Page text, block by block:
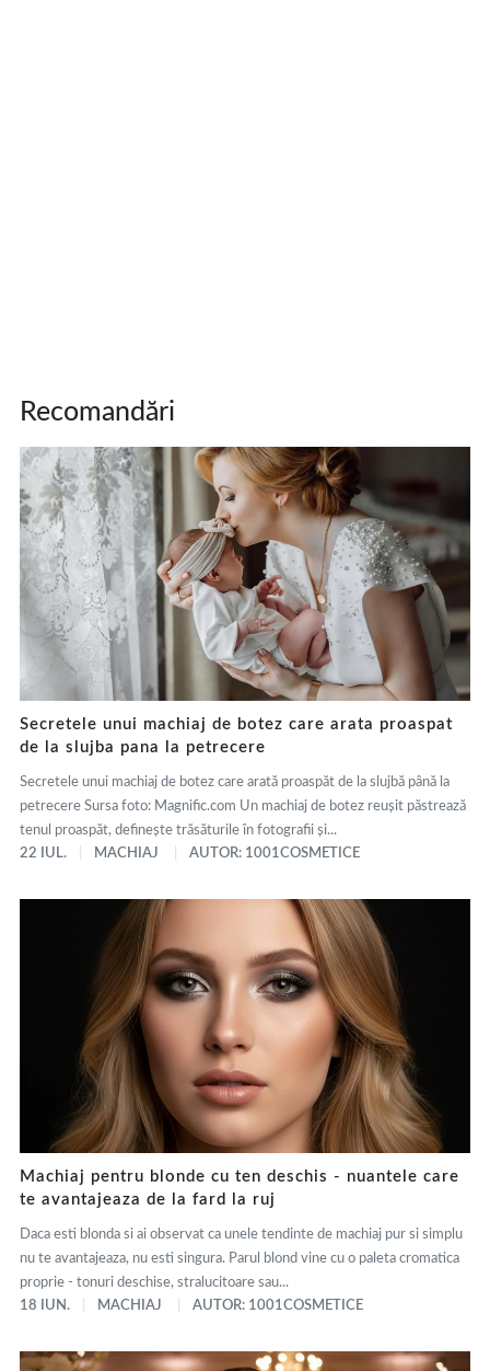
Recomandări
Secretele unui machiaj de botez care arata proaspat
de la slujba pana la petrecere
Secretele unui machiaj de botez care arată proaspăt de la slujbă până la
petrecere Sursa foto: Magnific.com Un machiaj de botez reușit păstrează
tenul proaspăt, definește trăsăturile în fotografii și...
22 IUL.
MACHIAJ AUTOR: 1001COSMETICE
Machiaj pentru blonde cu ten deschis - nuantele care
te avantajeaza de la fard la ruj
Daca esti blonda si ai observat ca unele tendinte de machiaj pur si simplu
nu te avantajeaza, nu esti singura. Parul blond vine cu o paleta cromatica
proprie - tonuri deschise, stralucitoare sau...
18 IUN.
MACHIAJ AUTOR: 1001COSMETICE